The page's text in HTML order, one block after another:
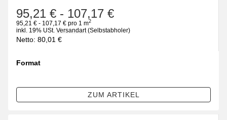
95,21 € - 107,17 €
95,21 € - 107,17 € pro 1 m2
inkl. 19% USt. Versandart(Selbstabholer)
Netto: 80,01 €
Format
ZUM ARTIKEL